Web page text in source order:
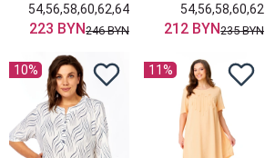
54,56,58,60,62,64
223 BYN246 BYN
54,56,58,60,62
212 BYN235 BYN
10% 11%